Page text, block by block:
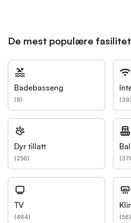
De mest populære
Badebasseng
(9) (
Dyr tillatt
(256) (
TV
(464) (56)